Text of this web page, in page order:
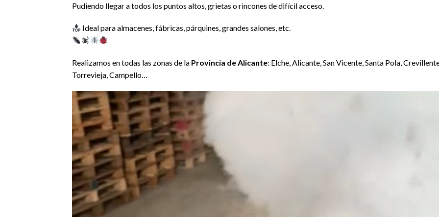
Pudiendo llegar a todos los puntos altos, grietas o rincones de difícil acceso.
Ideal para almacenes, fábricas, párquines, grandes salones, etc.
Realizamos en todas las zonas de la Provincia de Alicante: Elche, Alicante, San Vicente, Santa Pola,
Torrevieja, Campello…